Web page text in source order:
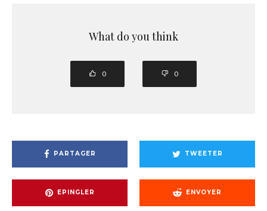
What do you think
0 0
PARTAGER TWEETER
EPINGLER ENVOYER